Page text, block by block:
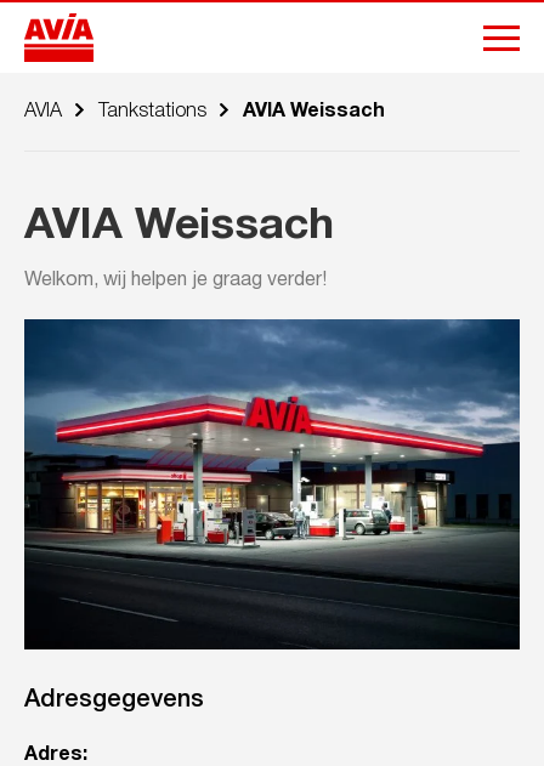
AVIA Tankstations AVIA Weissach
AVIA Weissach
Welkom, wij helpen je graag verder!
Adresgegevens
Adres: